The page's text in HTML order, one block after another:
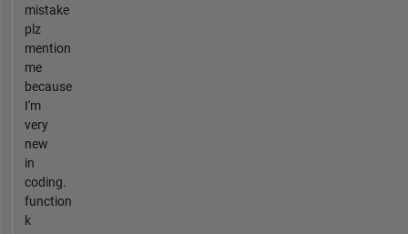
mistake
plz
mention
me
because
I'm
very
new
in
coding.
function
k